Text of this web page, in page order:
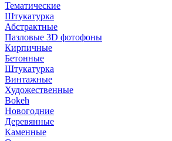
Тематические
Штукатурка
Абстрактные
Пазловые 3D фотофоны
Кирпичные
Бетонные
Штукатурка
Винтажные
Художественные
Bokeh
Новогодние
Деревянные
Каменные